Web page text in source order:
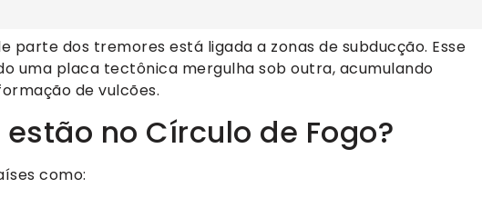
parte dos tremores está ligada a zonas de subducção. Esse
uma placa tectônica mergulha sob outra, acumulando
de vulcões.
no Círculo de Fogo?
como: